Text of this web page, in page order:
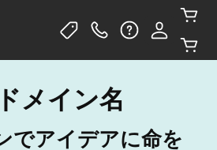
メイン名
でアイデアに命を